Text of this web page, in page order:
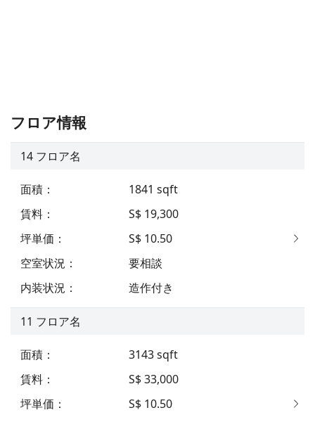
フロア情報
14 フロア名
面積 ： 1841 sqft
賃料 ：
S$ 19,300
坪単価 ：
S$ 10.50
空室状況 ：
要相談
内装状況 ： 造作付き
11 フロア名
面積 ： 3143sqft
賃料 ：
S$ 33,000
坪単価 ：
S$ 10.50